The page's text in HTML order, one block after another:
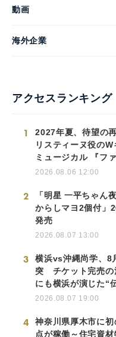
動画
海外企業
アクセスランキング
1
2027年夏、待望の
リスティーヌ役の
ミュージカル 『ファ
2026.08.06 12:00
2
「明星 一平ちゃん
からしマヨ2個付」
発売
2026.08.07 13:00
3
横浜vs沖縄尚学、8
突 チケット完売
にも横浜が演じた“
2026.08.07 19:00
4
神奈川県厚木市に
点が稼働～住宅資